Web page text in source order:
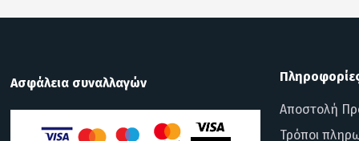
Ασφάλεια συναλλαγών
Αποστολή
Τρόποι